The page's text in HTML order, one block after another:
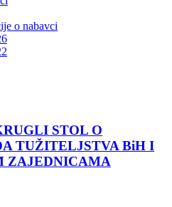
o nabavci
STOL O
TUŽITELJSTVA BiH I
ZAJEDNICAMA